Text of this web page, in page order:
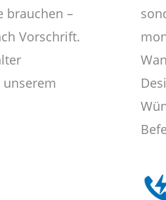
brauchen –
Vorschrift.
unserem